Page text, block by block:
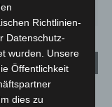
23
Richtlinien-
Datenschutz-
wurden. Unsere
Öffentlichkeit
dies zu